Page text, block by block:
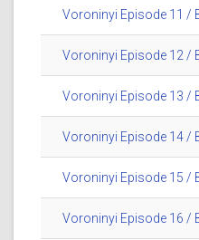
Voroninyi Episode 11 /
Voroninyi Episode 12 /
Voroninyi Episode 13 /
Voroninyi Episode 14 /
Voroninyi Episode 15 /
Voroninyi Episode 16 /